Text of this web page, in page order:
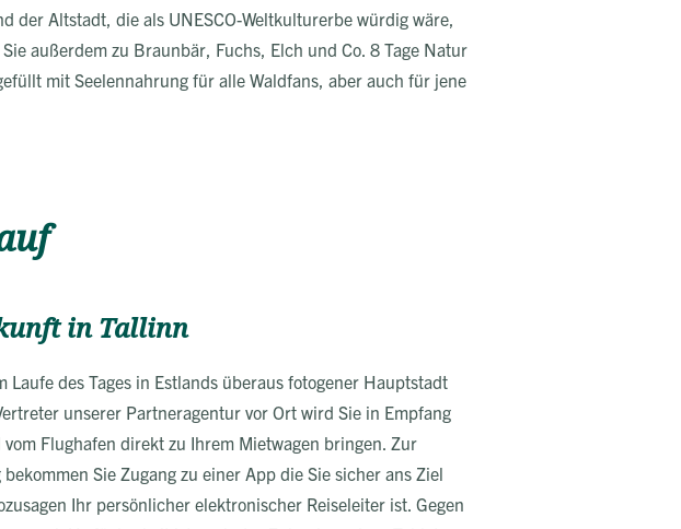
der Altstadt, die als UNESCO-Weltkulturerbe würdig wäre,
außerdem zu Braunbär, Fuchs, Elch und Co. 8 Tage Natur
mit Seelennahrung für alle Waldfans, aber auch für jene
in Tallinn
Laufe des Tages in Estlands überaus fotogener Hauptstadt
unserer Partneragentur vor Ort wird Sie in Empfang
vom Flughafen direkt zu Ihrem Mietwagen bringen. Zur
Sie Zugang zu einer App die Sie sicher ans Ziel
Ihr persönlicher elektronischer Reiseleiter ist. Gegen